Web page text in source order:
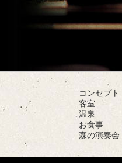
コンセプト
客室
温泉
お食事
森の演奏会